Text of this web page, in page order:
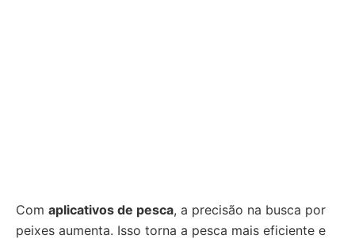
Com aplicativos de pesca, a precisão na busca por
peixes aumenta. Isso torna a pesca mais eficiente e